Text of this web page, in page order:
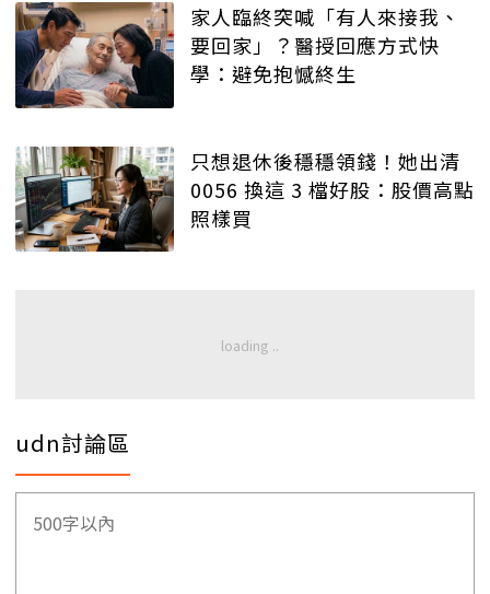
家人臨終突喊「有人來接我、
要回家」？醫授回應方式快
學：避免抱憾終生
只想退休後穩穩領錢！她出清
0056 換這 3 檔好股：股價高點
照樣買
udn討論區